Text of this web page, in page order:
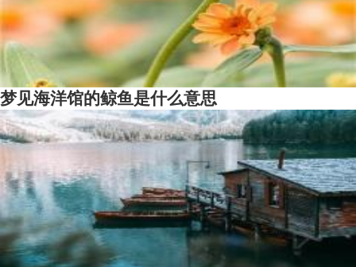
梦见海洋馆的鲸鱼是什么意思